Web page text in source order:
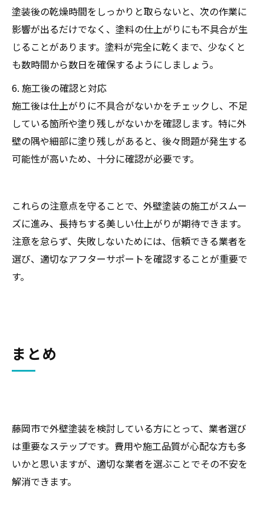
塗装後の乾燥時間をしっかりと取らないと、次の作業に
影響が出るだけでなく、塗料の仕上がりにも不具合が生
じることがあります。塗料が完全に乾くまで、少なくと
も数時間から数日を確保するようにしましょう。
6. 施工後の確認と対応
施工後は仕上がりに不具合がないかをチェックし、不足
している箇所や塗り残しがないかを確認します。特に外
壁の隅や細部に塗り残しがあると、後々問題が発生する
可能性が高いため、十分に確認が必要です。
これらの注意点を守ることで、外壁塗装の施工がスムー
ズに進み、長持ちする美しい仕上がりが期待できます。
注意を怠らず、失敗しないためには、信頼できる業者を
選び、適切なアフターサポートを確認することが重要で
す。
まとめ
藤岡市で外壁塗装を検討している方にとって、業者選び
は重要なステップです。費用や施工品質が心配な方も多
いかと思いますが、適切な業者を選ぶことでその不安を
解消できます。